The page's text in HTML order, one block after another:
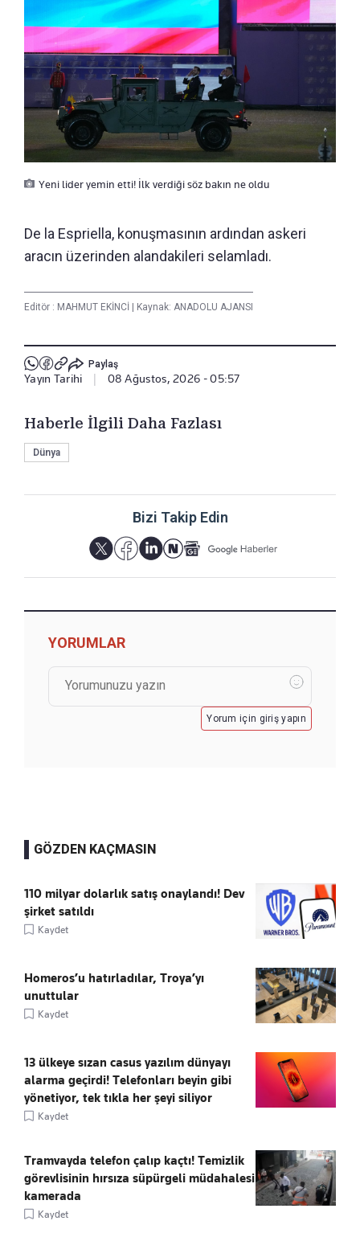
Yeni lider yemin etti! İlk verdiği söz bakın ne oldu
De la Espriella, konuşmasının ardından askeri
aracın üzerinden alandakileri selamladı.
Editör : MAHMUT EKİNCİ | Kaynak: ANADOLU AJANSI
Paylaş
Yayın Tarihi 08 Ağustos, 2026 - 05:57
Haberle İlgili Daha Fazlası
Dünya
Bizi Takip Edin
YORUMLAR
Yorum için giriş yapın
GÖZDEN KAÇMASIN
110 milyar dolarlık satış onaylandı! Dev
şirket satıldı
Kaydet
Homeros’u hatırladılar, Troya’yı
unuttular
Kaydet
13 ülkeye sızan casus yazılım dünyayı
alarma geçirdi! Telefonları beyin gibi
yönetiyor, tek tıkla her şeyi siliyor
Kaydet
Tramvayda telefon çalıp kaçtı! Temizlik
görevlisinin hırsıza süpürgeli müdahalesi
kamerada
Kaydet